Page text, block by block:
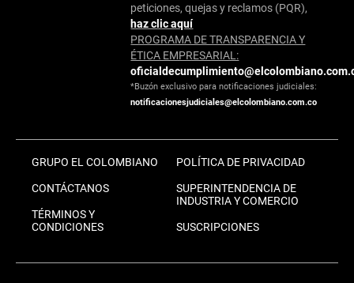
peticiones, quejas y reclamos (PQR),
haz clic aquí
PROGRAMA DE TRANSPARENCIA Y
ÉTICA EMPRESARIAL:
*Buzón exclusivo para notificaciones judiciales:
notificacionesjudiciales@elcolombiano.com.co
GRUPO EL COLOMBIANO
CONTÁCTANOS
TÉRMINOS Y
CONDICIONES
POLÍTICA DE PRIVACIDAD
SUPERINTENDENCIA DE
INDUSTRIA Y COMERCIO
SUSCRIPCIONES